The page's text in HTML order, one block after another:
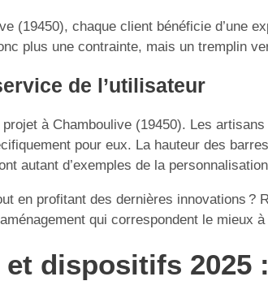
(19450), chaque client bénéficie d’une
plus une contrainte, mais un tremplin
de l’utilisateur
à Chamboulive (19450). Les
pour eux. La hauteur des
autant d’exemples de la
en profitant des dernières innovations ?
qui correspondent le mieux
dispositifs 2025